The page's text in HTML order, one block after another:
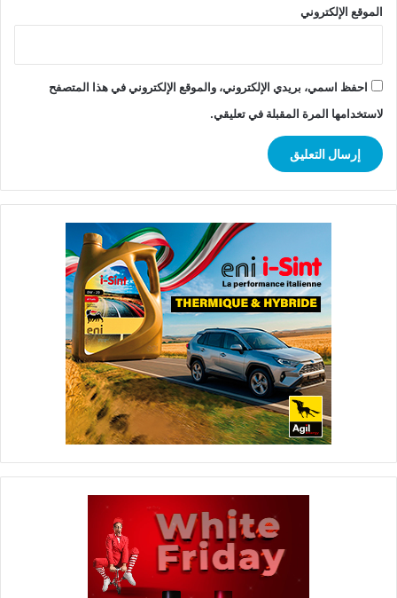
الموقع الإلكتروني
احفظ اسمي، بريدي الإلكتروني، والموقع الإلكتروني في هذا المتصفح
لاستخدامها المرة المقبلة في تعليقي.